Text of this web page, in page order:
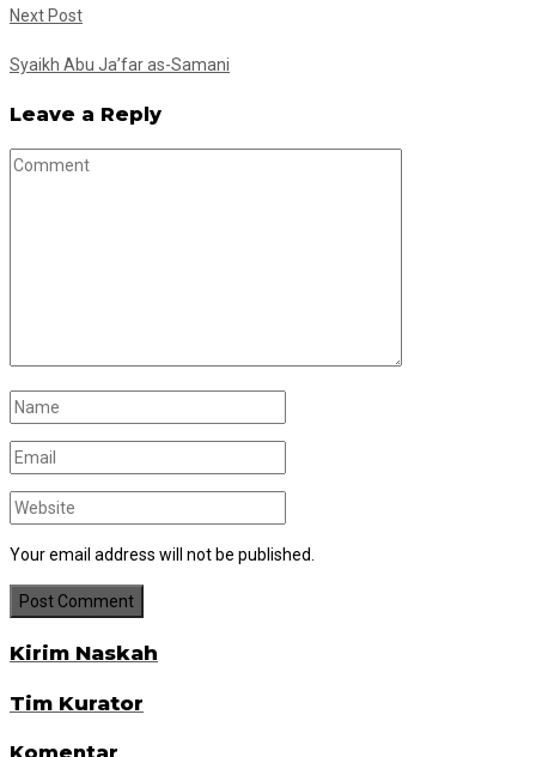
Next Post
Syaikh Abu Ja’far as-Samani
Leave a Reply
Your email address will not be published.
Kirim Naskah
Tim Kurator
Komentar